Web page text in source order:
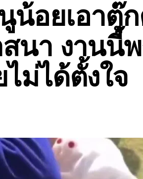
น้อยเอาตุ๊
สนา งานนี้
ม่ได้ตั้งใจ